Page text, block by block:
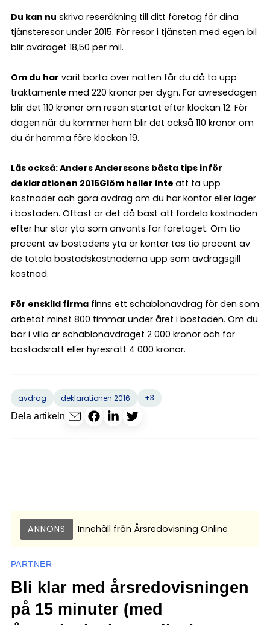
Du kan nu skriva reseräkning till ditt företag för dina
tjänsteresor under 2015. För resor i tjänsten med egen bil
blir avdraget 18,50 per mil.
Om du har varit borta över natten får du då ta upp
traktamente med 220 kronor per dygn. För avresedagen
blir det 110 kronor om resan startat efter klockan 12. För
dagen när du kommer hem blir det också 110 kronor om
du är hemma före klockan 19.
Läs också:Anders Anderssons bästa tips inför
deklarationen 2016Glöm heller inte att ta upp
kostnader och göra avdrag om du har kontor eller lager
i bostaden. Oftast är det då bäst att fördela kostnaden
efter hur stor yta som använts för företaget. Om tio
procent av bostadens yta är kontor tas tio procent av
de totala bostadskostnaderna upp som avdragsgill
kostnad.
För enskild firma finns ett schablonavdrag för den som
arbetat minst 800 timmar under året i bostaden. Om du
bor i villa är schablonavdraget 2 000 kronor och för
bostadsrätt eller hyresrätt 4 000 kronor.
avdrag deklarationen 2016
+3
Dela artikeln
ANNONS Innehåll från Årsredovisning Online
PARTNER
Bli klar med årsredovisningen
på 15 minuter (med